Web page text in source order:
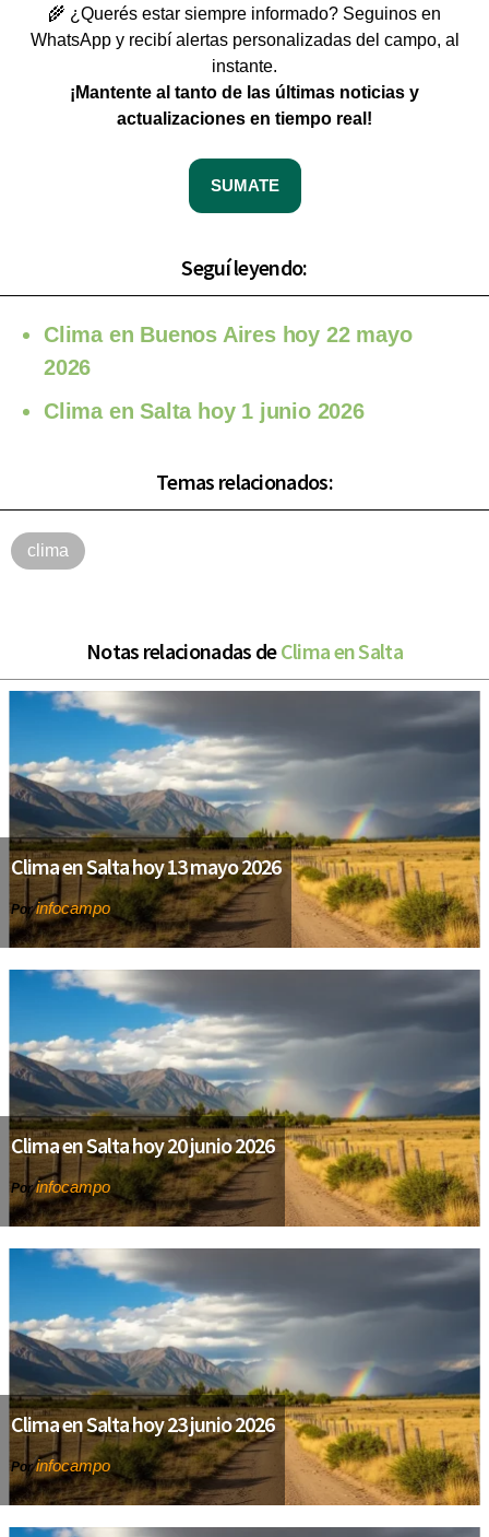
🌾 ¿Querés estar siempre informado? Seguinos en
WhatsApp y recibí alertas personalizadas del campo, al
instante.
¡Mantente al tanto de las últimas noticias y
actualizaciones en tiempo real!
SUMATE
Seguí leyendo:
Clima en Buenos Aires hoy 22 mayo
2026
Clima en Salta hoy 1 junio 2026
Temas relacionados:
clima
Notas relacionadas deClima en Salta
Clima en Salta hoy 13 mayo 2026
Porinfocampo
Clima en Salta hoy 20 junio 2026
Porinfocampo
Clima en Salta hoy 23 junio 2026
Porinfocampo